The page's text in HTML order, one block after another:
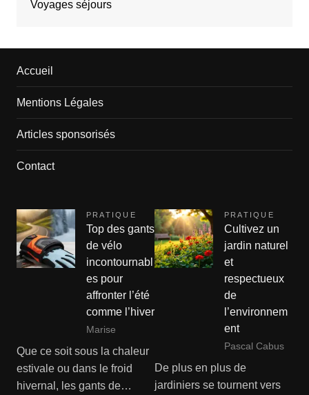
Voyages séjours
Accueil
Mentions Légales
Articles sponsorisés
Contact
PRATIQUE
Top des gants
de vélo
incontournabl
es pour
affronter l’été
comme l’hiver
Marise
Que ce soit sous la chaleur
estivale ou dans le froid
hivernal, les gants de…
PRATIQUE
Cultivez un
jardin naturel
et
respectueux
de
l’environnem
ent
Pascal Cabus
De plus en plus de
jardiniers se tournent vers